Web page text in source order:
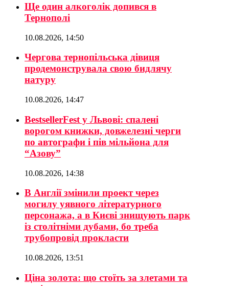
Ще один алкоголік допився в
Тернополі
10.08.2026, 14:50
Чергова тернопільська дівиця
продемонструвала свою бидлячу
натуру
10.08.2026, 14:47
BestsellerFest у Львові: спалені
ворогом книжки, довжелезні черги
по автографи і пів мільйона для
“Азову”
10.08.2026, 14:38
В Англії змінили проект через
могилу уявного літературного
персонажа, а в Києві знищують парк
із столітніми дубами, бо треба
трубопровід прокласти
10.08.2026, 13:51
Ціна золота: що стоїть за злетами та